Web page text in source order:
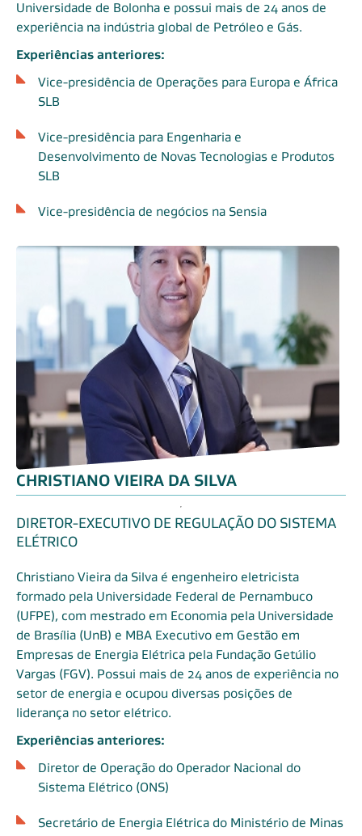
Universidade de Bolonha e possui mais de 24 anos de
experiência na indústria global de Petróleo e Gás.
Experiências anteriores:
Vice-presidência de Operações para Europa e África
SLB
Vice-presidência para Engenharia e
Desenvolvimento de Novas Tecnologias e Produtos
SLB
Vice-presidência de negócios na Sensia
CHRISTIANO VIEIRA DA SILVA
DIRETOR-EXECUTIVO DE REGULAÇÃO DO SISTEMA
ELÉTRICO
Christiano Vieira da Silva é engenheiro eletricista
formado pela Universidade Federal de Pernambuco
(UFPE), com mestrado em Economia pela Universidade
de Brasília (UnB) e MBA Executivo em Gestão em
Empresas de Energia Elétrica pela Fundação Getúlio
Vargas (FGV). Possui mais de 24 anos de experiência no
setor de energia e ocupou diversas posições de
liderança no setor elétrico.
Experiências anteriores:
Diretor de Operação do Operador Nacional do
Sistema Elétrico (ONS)
Secretário de Energia Elétrica do Ministério de Minas